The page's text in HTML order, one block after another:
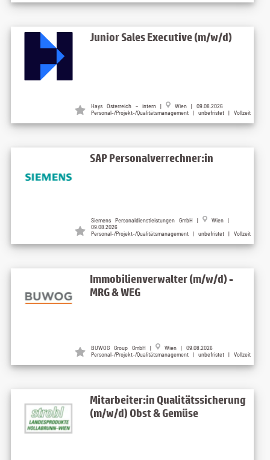
Junior Sales Executive (m/w/d)
Hays Österreich – intern |
Wien | 09.08.2026
Personal-/Projekt-/Qualitätsmanagement | unbefristet | Vollzeit
SAP Personalverrechner:in
Siemens Personaldienstleistungen GmbH |
Wien |
09.08.2026
Personal-/Projekt-/Qualitätsmanagement | unbefristet | Vollzeit
Immobilienverwalter (m/w/d) -
MRG & WEG
BUWOG Group GmbH |
Wien | 09.08.2026
Personal-/Projekt-/Qualitätsmanagement | unbefristet | Vollzeit
Mitarbeiter:in Qualitätssicherung
(m/w/d) Obst & Gemüse